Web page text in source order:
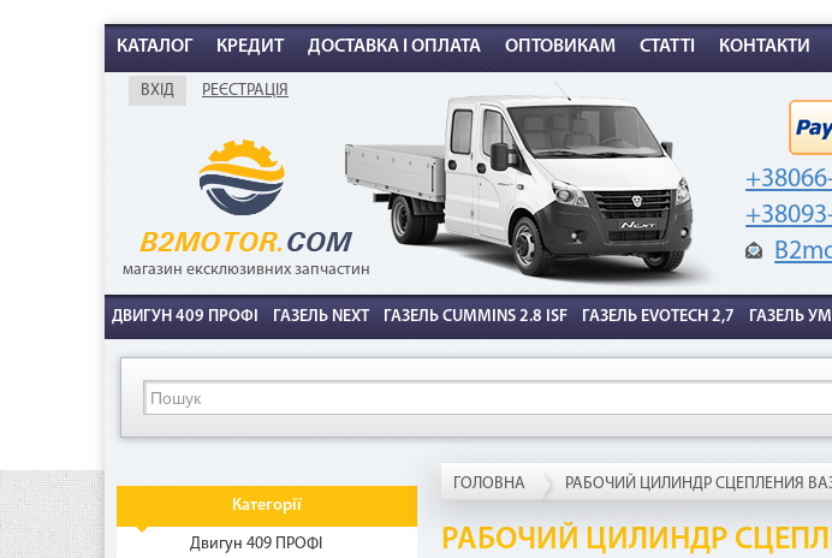
КАТАЛОГ КРЕДИТ ДОСТАВКА І ОПЛАТА ОПТОВИКАМ СТАТТІ КОНТАКТИ
ВХІД РЕЄСТРАЦІЯ
магазин ексклюзивних запчастин
ДВИГУН 409 ПРОФІ ГАЗЕЛЬ NEXT ГАЗЕЛЬ CUMMINS 2.8 ISF ГАЗЕЛЬ EVOTECH 2,7 ГАЗЕЛЬ
Категорії
Двигун 409 ПРОФІ
ГОЛОВНА РАБОЧИЙ ЦИЛИНДР СЦЕПЛЕНИЯ
РАБОЧИЙ ЦИЛИНДР
от
Как воспользоваться
на b2motor.com и положите
в корзину